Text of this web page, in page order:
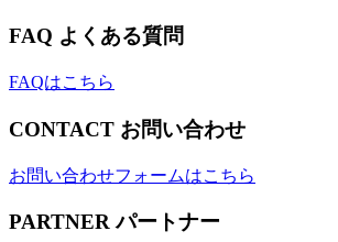
FAQ よくある質問
FAQはこちら
CONTACT お問い合わせ
お問い合わせフォームはこちら
PARTNER パートナー